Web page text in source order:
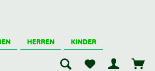
HERREN KINDER